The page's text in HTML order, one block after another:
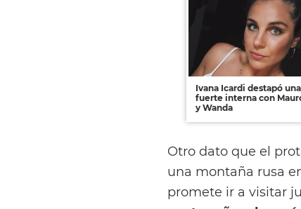
Ivana Icardi destapó una
fuerte interna con
y Wanda
Otro dato que el
una montaña rusa
promete ir a visitar